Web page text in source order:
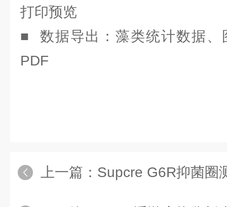
打印预览
■ 数据导出：藻类统计数据、
PDF
上一篇： Supcre G6R抑菌圈